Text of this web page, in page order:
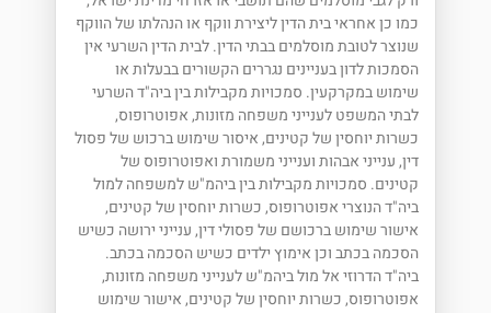
כמו כן אחראי בית הדין ליצירת ווקף או הנהלתו של הווקף
שנוצר לטובת מוסלמים בבתי הדין. לבית הדין השרעי אין
הסמכות לדון בעניינים נגררים הקשורים בבעלות או
שימוש במקרקעין. סמכויות מקבילות בין ביה"ד השרעי
לבתי המשפט לענייני משפחה מזונות, אפוטרופוס,
כשרות יוחסין של קטינים, איסור שימוש ברכוש של פסול
דין, ענייני אבהות וענייני משמורת ואפוטרופוס של
קטינים. סמכויות מקבילות בין ביהמ"ש למשפחה למול
ביה"ד הנוצרי אפוטרופוס, כשרות יוחסין של קטינים,
אישור שימוש ברכושם של פסולי דין, ענייני ירושה כשיש
הסכמה בכתב וכן אימוץ ילדים כשיש הסכמה בכתב.
ביה"ד הדרוזי אל מול ביהמ"ש לענייני משפחה מזונות,
אפוטרופוס, כשרות יוחסין של קטינים, אישור שימוש